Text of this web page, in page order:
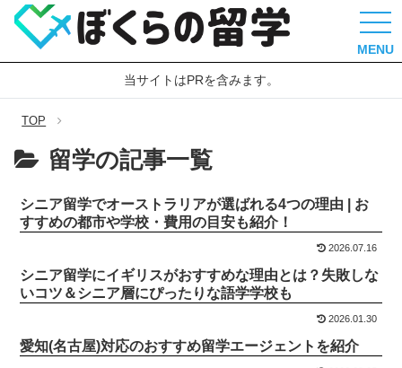
MENU
当サイトはPRを含みます。
TOP
留学の記事一覧
シニア留学でオーストラリアが選ばれる4つの理由 | お
すすめの都市や学校・費用の目安も紹介！
2026.07.16
シニア留学にイギリスがおすすめな理由とは？失敗しな
いコツ＆シニア層にぴったりな語学学校も
2026.01.30
愛知(名古屋)対応のおすすめ留学エージェントを紹介